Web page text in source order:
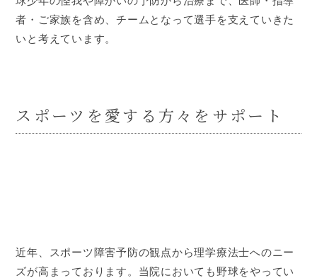
者・ご家族を含め、チームとなって選手を支えていきた
いと考えています。
スポーツを愛する方々をサポート
近年、スポーツ障害予防の観点から理学療法士へのニー
ズが高まっております。当院においても野球をやってい